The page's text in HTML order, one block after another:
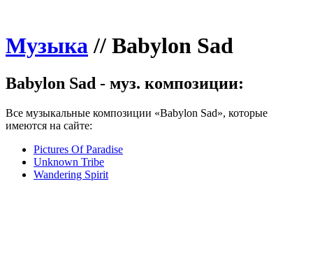
Музыка// Babylon Sad
Babylon Sad - муз. композиции:
Все музыкальные композиции «Babylon Sad», которые
имеются на сайте:
Pictures Of Paradise
Unknown Tribe
Wandering Spirit